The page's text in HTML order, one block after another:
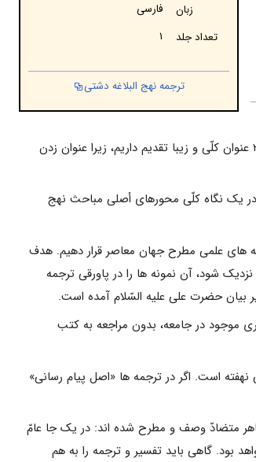
زبان
فارسی
تعداد جلد
۱
ترجمه نهج البلاغه دشتی
را در قالب ۲۷۳۰ عنوان کلّى و زیبا تقدیم داریم، زیرا عنوان زدن
یک نگاه کلّى محورهاى أصلى مباحث نهج
هاى علمى مطرح جهان معاصر قرار دهیم. هدف
شود، آن نمونه ها را در پاورقى ترجمه
موجود در جامعه، بدون مراجعه به کتب
است. اگر در ترجمه ها «اصل پیام رسانى»
متضادّ وصف و مطرح شده اند: در یک جا عامّ
بود. گاهى باید تفسیر و ترجمه را به هم